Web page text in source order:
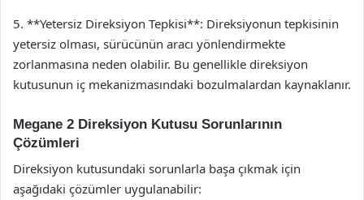
5. **Yetersiz Direksiyon Tepkisi**: Direksiyonun tepkisinin
yetersiz olması, sürücünün aracı yönlendirmekte
zorlanmasına neden olabilir. Bu genellikle direksiyon
kutusunun iç mekanizmasındaki bozulmalardan kaynaklanır.
Megane 2 Direksiyon Kutusu Sorunlarının
Çözümleri
Direksiyon kutusundaki sorunlarla başa çıkmak için
aşağıdaki çözümler uygulanabilir: